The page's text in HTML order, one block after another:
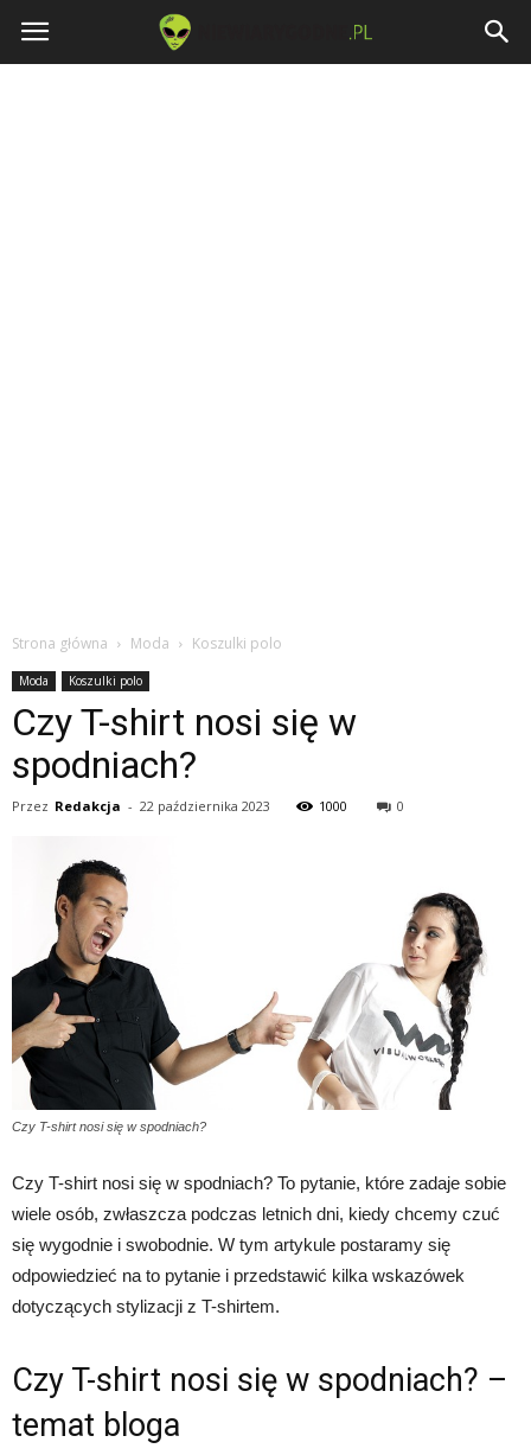
Niewiarygodne.pl
Strona główna Moda Koszulki polo
Moda Koszulki polo
Czy T-shirt nosi się w
spodniach?
Przez Redakcja - 22 października 2023 1000 0
Czy T-shirt nosi się w spodniach?
Czy T-shirt nosi się w spodniach? To pytanie, które zadaje sobie
wiele osób, zwłaszcza podczas letnich dni, kiedy chcemy czuć
się wygodnie i swobodnie. W tym artykule postaramy się
odpowiedzieć na to pytanie i przedstawić kilka wskazówek
dotyczących stylizacji z T-shirtem.
Czy T-shirt nosi się w spodniach? –
temat bloga